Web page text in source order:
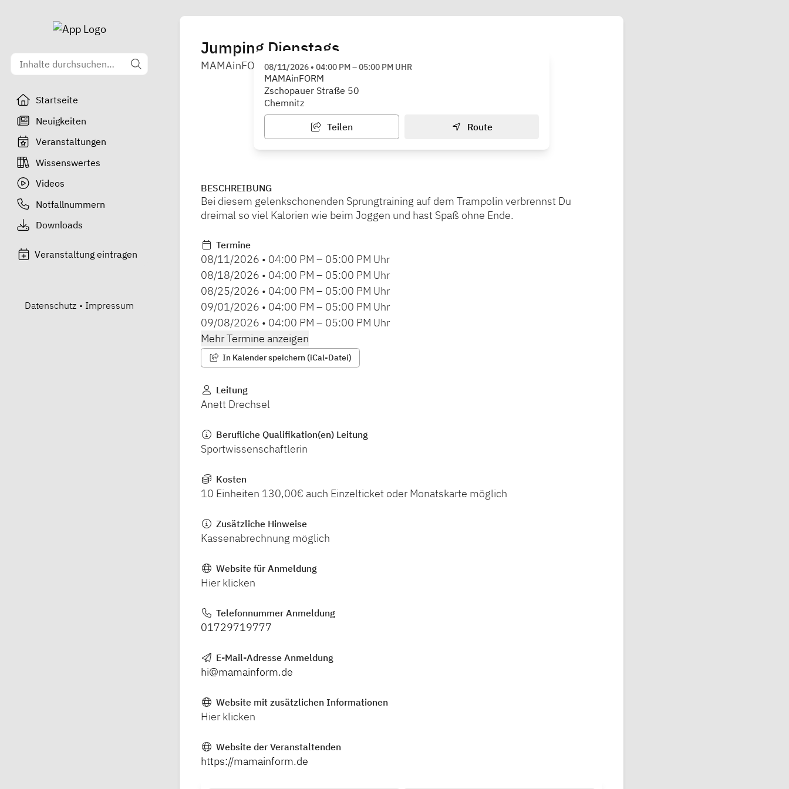
Startseite
Neuigkeiten
Veranstaltungen
Wissenswertes
Videos
Notfallnummern
Downloads
Veranstaltung eintragen
Datenschutz • Impressum
Jumping Dienstags
MAMAinFORM08/11/2026 • 04:00 PM–05:00 PM UHR
MAMAinFORM
Zschopauer Straße 50
Chemnitz
Teilen Route
BESCHREIBUNG
Bei diesem gelenkschonenden Sprungtraining auf dem Trampolin verbrennst Du
dreimal so viel Kalorien wie beim Joggen und hast Spaß ohne Ende.
Termine
08/11/2026 • 04:00 PM – 05:00 PM Uhr
08/18/2026 • 04:00 PM – 05:00 PM Uhr
08/25/2026 • 04:00 PM – 05:00 PM Uhr
09/01/2026 • 04:00 PM – 05:00 PM Uhr
09/08/2026 • 04:00 PM – 05:00 PM Uhr
Mehr Termine anzeigen
In Kalender speichern (iCal-Datei)
Leitung
Anett Drechsel
Berufliche Qualifikation(en) Leitung
Sportwissenschaftlerin
Kosten
10 Einheiten 130,00€ auch Einzelticket oder Monatskarte möglich
Zusätzliche Hinweise
Kassenabrechnung möglich
Website für Anmeldung
Hier klicken
Telefonnummer Anmeldung
01729719777
E-Mail-Adresse Anmeldung
hi@mamainform.de
Website mit zusätzlichen Informationen
Hier klicken
Website der Veranstaltenden
https://mamainform.de